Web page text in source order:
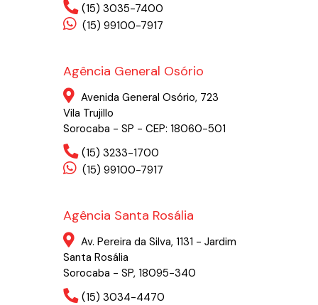
(15) 3035-7400
(15) 99100-7917
Agência General Osório
Avenida General Osório, 723
Vila Trujillo
Sorocaba - SP - CEP: 18060-501
(15) 3233-1700
(15) 99100-7917
Agência Santa Rosália
Av. Pereira da Silva, 1131 - Jardim
Santa Rosália
Sorocaba - SP, 18095-340
(15) 3034-4470